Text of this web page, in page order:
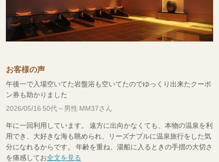
お客様の声
午後一で入場空いてた岩盤浴も空いてたのでゆっくり出来たクーポ
ン券も助かりました
2026/05/16 50代～男性 MM37さん
年に一回利用しています。 遠方に出向かなくても、本物の温泉を利
用でき、大好きな海も眺められ、リーズナブルに温泉旅行をした気
分になれるからです。 年齢を重ね、湯船に入るときの手摺の大切さ
を痛感してお全文を見る